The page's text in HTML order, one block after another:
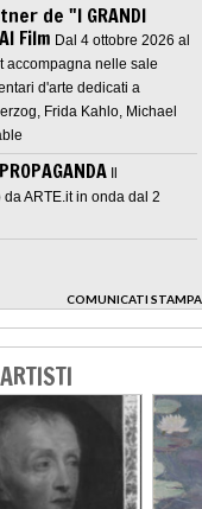
de "I GRANDI
Film Dal 4 ottobre 2026 al
accompagna nelle sale
d'arte dedicati a
Frida Kahlo, Michael
Il
ARTE.it in onda dal 2
COMUNICATI STAMPA
>
ARTISTI